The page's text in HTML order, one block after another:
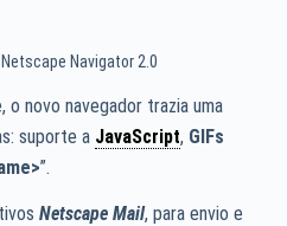
Navigator 2.0
o novo navegador trazia uma
suporte a JavaScript, GIFs
”.
Netscape Mail, para envio e